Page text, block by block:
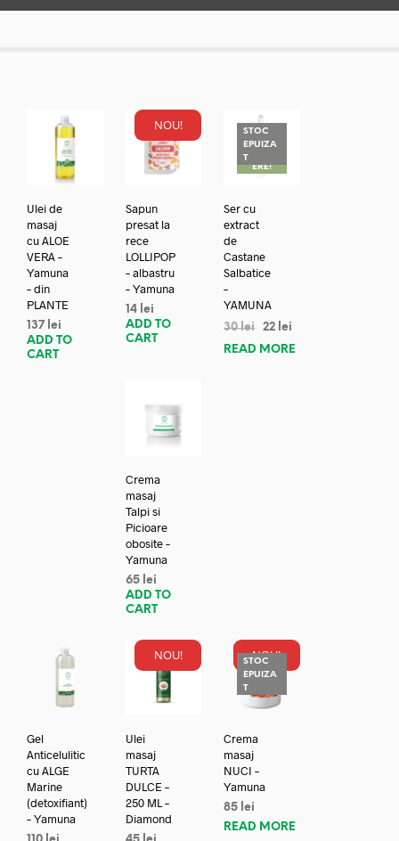
Ulei de
masaj
cu ALOE
VERA –
Yamuna
– din
PLANTE
137 lei
ADD TO
CART
NOU!
Sapun
presat la
rece
LOLLIPOP
– albastru
– Yamuna
14 lei
ADD TO
CART
STOC
EPUIZA
TREDUC
ERE!
Ser cu
extract
de
Castane
Salbatice
–
YAMUNA
30lei 22 lei
READ MORE
Crema
masaj
Talpi si
Picioare
obosite –
Yamuna
65 lei
ADD TO
CART
Gel
Anticelulitic
cu ALGE
Marine
(detoxifiant)
– Yamuna
NOU!
Ulei
masaj
TURTA
DULCE –
250 ML –
Diamond
NOU!
STOC
EPUIZA
T
Crema
masaj
NUCI –
Yamuna
85 lei
READ MORE